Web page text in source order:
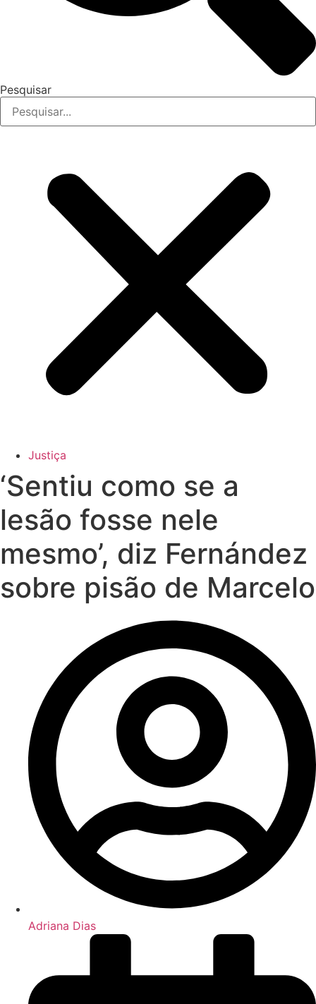
Pesquisar
Justiça
‘Sentiu como se a
lesão fosse nele
mesmo’, diz Fernández
sobre pisão de Marcelo
Adriana Dias